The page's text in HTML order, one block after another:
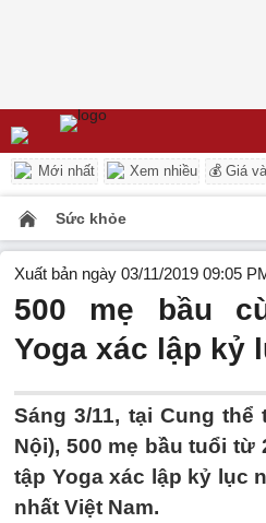
Mới nhất Xem nhiều 💰 Giá
Sức khỏe
Xuất bản ngày 03/11/2019 09:05
500 mẹ bầu
Yoga xác lập kỷ
Sáng 3/11, tại Cung thể
Nội), 500 mẹ bầu tuổi từ
tập Yoga xác lập kỷ lục
nhất Việt Nam.